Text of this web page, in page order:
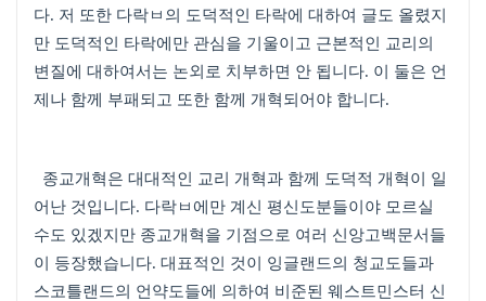
다. 저 또한 다락ㅂ의 도덕적인 타락에 대하여 글도 올렸지
만 도덕적인 타락에만 관심을 기울이고 근본적인 교리의
변질에 대하여서는 논외로 치부하면 안 됩니다. 이 둘은 언
제나 함께 부패되고 또한 함께 개혁되어야 합니다.
종교개혁은 대대적인 교리 개혁과 함께 도덕적 개혁이 일
어난 것입니다. 다락ㅂ에만 계신 평신도분들이야 모르실
수도 있겠지만 종교개혁을 기점으로 여러 신앙고백문서들
이 등장했습니다. 대표적인 것이 잉글랜드의 청교도들과
스코틀랜드의 언약도들에 의하여 비준된 웨스트민스터 신